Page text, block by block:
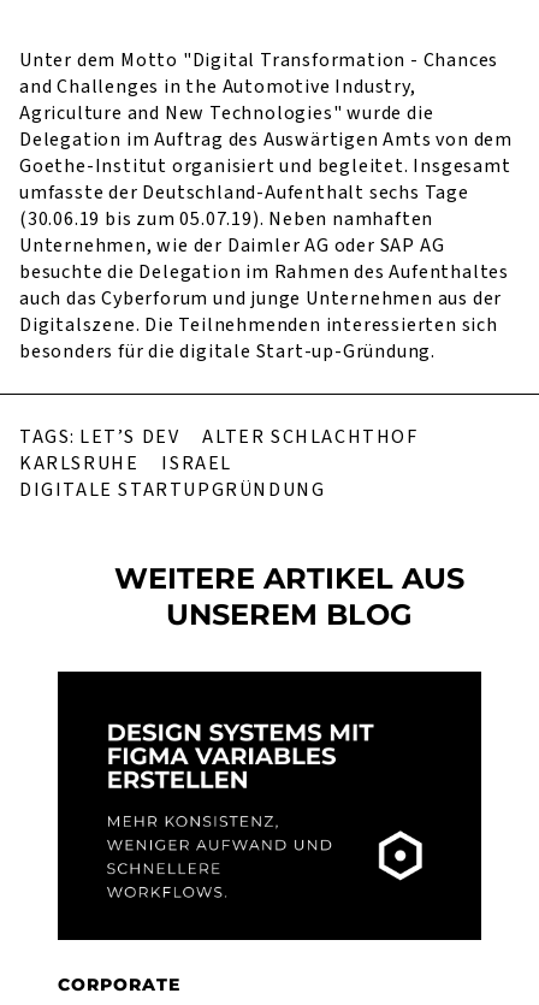
Unter dem Motto "Digital Transformation - Chances
and Challenges in the Automotive Industry,
Agriculture and New Technologies" wurde die
Delegation im Auftrag des Auswärtigen Amts von dem
Goethe-Institut organisiert und begleitet. Insgesamt
umfasste der Deutschland-Aufenthalt sechs Tage
(30.06.19 bis zum 05.07.19). Neben namhaften
Unternehmen, wie der Daimler AG oder SAP AG
besuchte die Delegation im Rahmen des Aufenthaltes
auch das Cyberforum und junge Unternehmen aus der
Digitalszene. Die Teilnehmenden interessierten sich
besonders für die digitale Start-up-Gründung.
TAGS: LET’S DEV
ALTER SCHLACHTHOF
KARLSRUHE
ISRAEL
DIGITALE STARTUPGRÜNDUNG
WEITERE ARTIKEL AUS
UNSEREM BLOG
CORPORATE